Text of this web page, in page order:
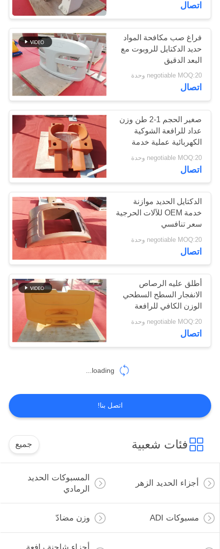
أجزاء شاحنة رافعة
شوكية
30
منتجات حديد الدكتايل
17
المسبوكات الرمال
الخضراء
25
راتنج صب الرمل
26
المسبوكات
16
اتصال
فراغ صب مكافحة المواد
حديد الدكتايل للروبوت مع
البعد الدقيق
negotiable MOQ:20 وحدة
اتصال
صغير الحجم 1-2 طن وزن
عداد للرافعة الشوكية
الكهربائية عملية خدمة
OEM
negotiable MOQ:20 وحدة
اتصال
الدكتايل الحديد موازنة
خدمة OEM للآلات الحرجية
سعر تنافسي
negotiable MOQ:20 وحدة
اتصال
أطلق عليه الرصاص
الانفجار السطح السطحي
الوزن الكافي للرافعة
الشوكية الكهربائية
negotiable MOQ:20 وحدة
اتصال
loading...
اتصل بنا!
فئات شعبية جميع
أجزاء الحديد الزهر
المسبوكات الحديد
الرمادي
مسبوكات ADI وزن مضادّ